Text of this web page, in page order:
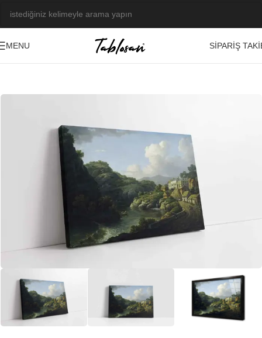
MENU
SIPARIŞ